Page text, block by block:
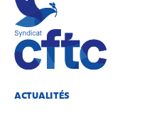
ACTUALITÉS